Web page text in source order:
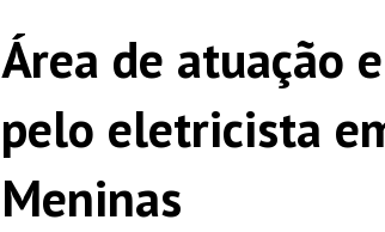
Área de atuação
pelo eletricista
Meninas